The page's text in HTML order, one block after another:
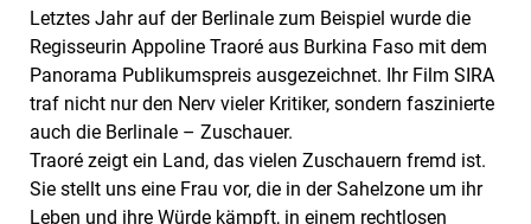
Letztes Jahr auf der Berlinale zum Beispiel wurde die
Regisseurin Appoline Traoré aus Burkina Faso mit dem
Panorama Publikumspreis ausgezeichnet. Ihr Film SIRA
traf nicht nur den Nerv vieler Kritiker, sondern faszinierte
auch die Berlinale – Zuschauer.
Traoré zeigt ein Land, das vielen Zuschauern fremd ist.
Sie stellt uns eine Frau vor, die in der Sahelzone um ihr
Leben und ihre Würde kämpft, in einem rechtlosen